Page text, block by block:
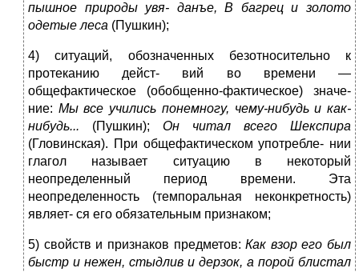
пышное природы увя- данъе, В багрец и золото
одетые леса (Пушкин);
4) ситуаций, обозначенных безотносительно к
протеканию дейст- вий во времени —
общефактическое (обобщенно-фактическое) значе-
ние: Мы все учились понемногу, чему-нибудьикак-
нибудь... (Пушкин); Он читал всего Шекспира
(Гловинская). При общефактическом употребле- нии
глагол называет ситуацию в некоторый
неопределенный период времени. Эта
неопределенность (темпоральная неконкретность)
являет- ся его обязательным признаком;
5) свойств и признаков предметов:Как взор его был
быстр и нежен, стыдлив и дерзок, а порой блистал